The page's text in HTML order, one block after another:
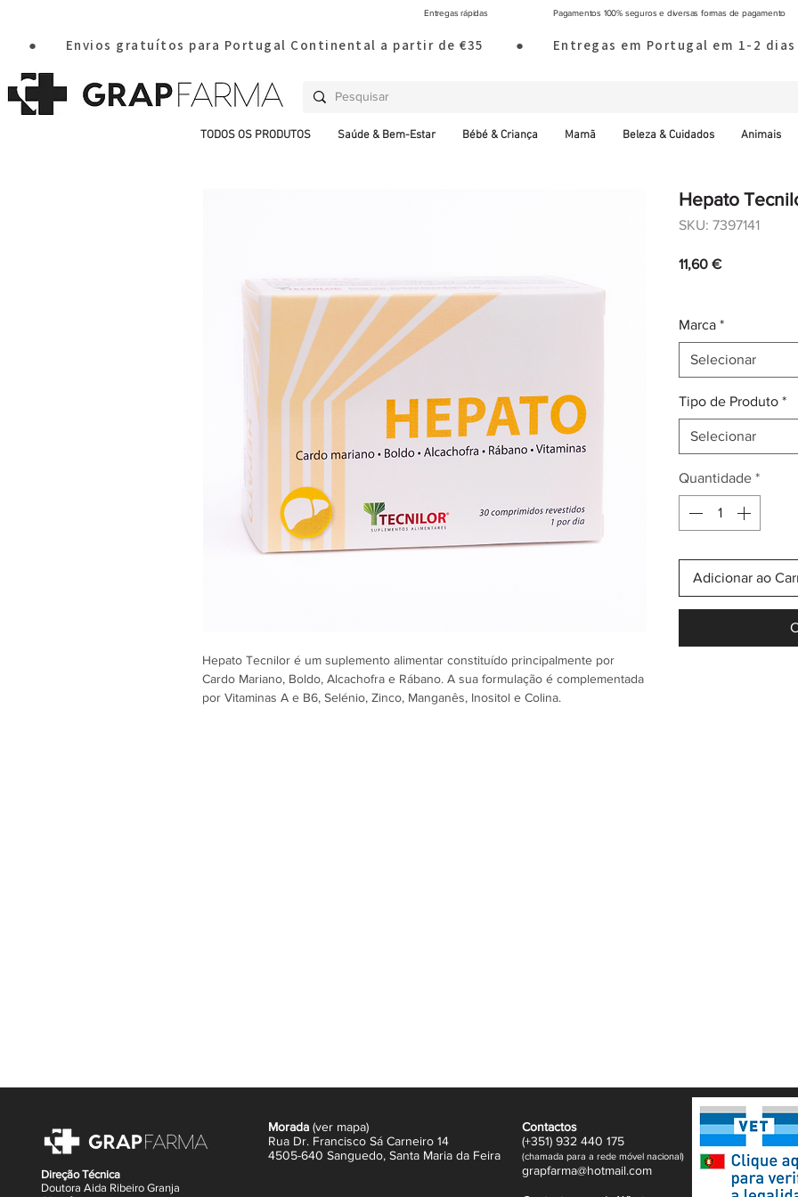
Entregas rápidas Pagamentos 100% seguros e diversas formas de pagamento
●       Envios gratuítos para Portugal Continental a partir de €35        ●       Entregas em Portugal em 1-
TODOS OS PRODUTOS Saúde & Bem-Estar Bébé & Criança Mamã Beleza & Cuidados Animais
Hepato Tecnilor é um suplemento alimentar constituído principalmente por
Cardo Mariano, Boldo, Alcachofra e Rábano. A sua formulação é complementada
por Vitaminas A e B6, Selénio, Zinco, Manganês, Inositol e Colina.
Hepato
SKU: 7397141
11,60 €Preço
Marca *
Selecionar
Tipo de Produto *
Selecionar
Quantidade *
Adicionar ao
Direção Técnica
Doutora Aida Ribeiro Granja
Contactos
(+351) 932 440 175
(chamada para a rede móvel nacional)
grapfarma@hotmail.com
Morada (ver mapa)
Rua Dr. Francisco Sá Carneiro 14
4505-640 Sanguedo, Santa Maria da Feira